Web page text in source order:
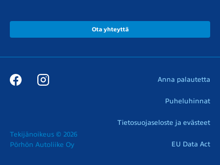
Ota yhteyttä
Tekijänoikeus © 2026
Pörhön Autoliike Oy
Anna palautetta
Puheluhinnat
Tietosuojaseloste ja evästeet
EU Data Act